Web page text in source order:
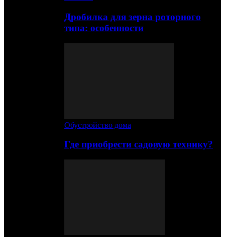
Дробилка для зерна роторного
типа: особенности
Обустройство дома
Где приобрести садовую технику?